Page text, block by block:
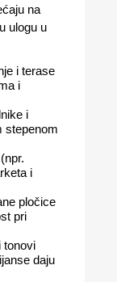
na
ulogu u
i terase
i
i
stepenom
i
pločice
pri
tonovi
daju